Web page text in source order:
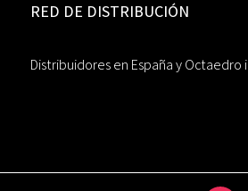
RED DE DISTRIBUCIÓN
Distribuidores en España y Octaedro